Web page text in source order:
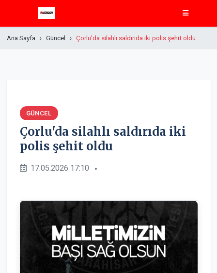
Ana Sayfa Güncel Çorlu'da silahlı saldırıda iki polis şehit oldu
GÜNCEL
Çorlu'da silahlı saldırıda iki
polis şehit oldu
17.05.2026 17:10